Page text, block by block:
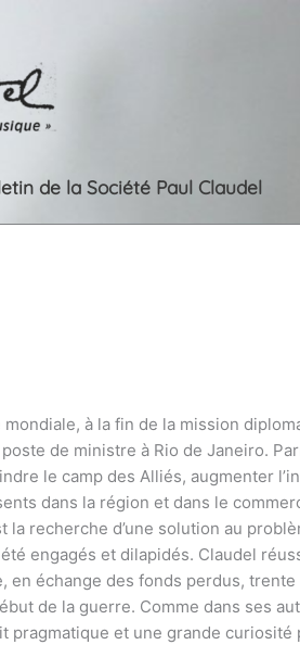
de la Société Paul Claudel
à la fin de la mission
de ministre à Rio de Janeiro.
le camp des Alliés, augmenter
dans la région et dans le
recherche d’une solution au
engagés et dilapidés. Claudel
en échange des fonds perdus, trente
de la guerre. Comme dans ses
pragmatique et une grande curiosité